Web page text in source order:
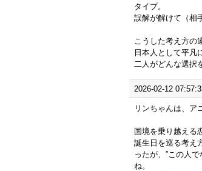
タイプ。
誤解が解けて（相
こうした考え方の
日本人として平凡
二人がどんな選択
2026-02-12
リンちゃんは、ア
国境を乗り越える
誕生日を巡る考え
ったが、”この人
ね。